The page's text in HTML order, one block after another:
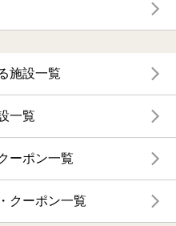
施設一覧
一覧
ーポン一覧
クーポン一覧